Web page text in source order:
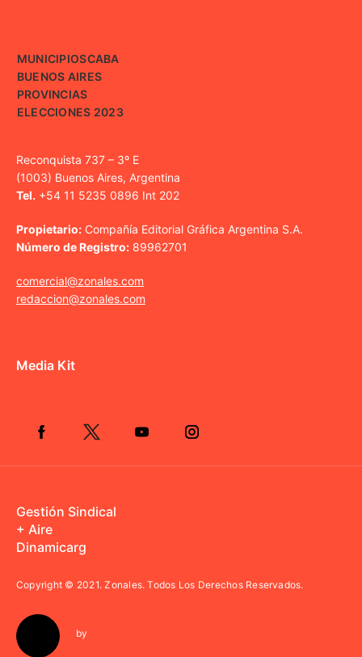
MUNICIPIOSCABA
BUENOS AIRES
PROVINCIAS
ELECCIONES 2023
Reconquista 737 – 3º E
(1003) Buenos Aires, Argentina
Tel. +54 11 5235 0896 Int 202
Propietario: Compañía Editorial Gráfica Argentina S.A.
Número de Registro: 89962701
comercial@zonales.com
redaccion@zonales.com
Media Kit
Gestión Sindical
+ Aire
Dinamicarg
Copyright © 2021.Zonales. Todos Los Derechos Reservados.
by